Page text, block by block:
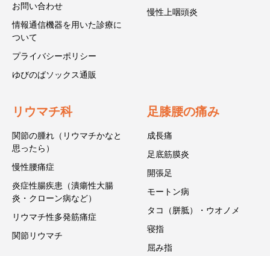
お問い合わせ
情報通信機器を用いた診療に
ついて
プライバシーポリシー
ゆびのばソックス通販
慢性上咽頭炎
リウマチ科
関節の腫れ（リウマチかなと
思ったら）
慢性腰痛症
炎症性腸疾患（潰瘍性大腸
炎・クローン病など）
リウマチ性多発筋痛症
関節リウマチ
足膝腰の痛み
成長痛
足底筋膜炎
開張足
モートン病
タコ（胼胝）・ウオノメ
寝指
屈み指